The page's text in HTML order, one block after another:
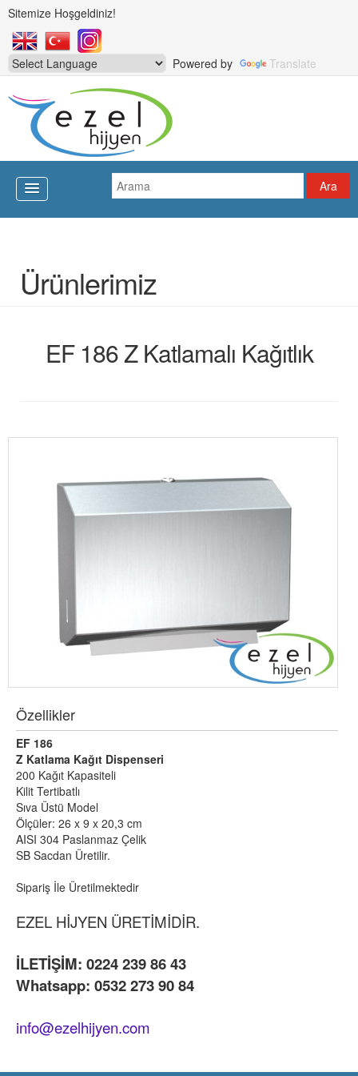
Sitemize Hoşgeldiniz!
Powered by Translate
Ürünlerimiz
EF 186 Z Katlamalı Kağıtlık
Özellikler
EF 186
Z Katlama Kağıt Dispenseri
200 Kağıt Kapasiteli
Kilit Tertibatlı
Sıva Üstü Model
Ölçüler: 26 x 9 x 20,3 cm
AISI 304 Paslanmaz Çelik
SB Sacdan Üretilir.
Sipariş İle Üretilmektedir
EZEL HİJYEN ÜRETİMİDİR.
İLETİŞİM: 0224 239 86 43
Whatsapp: 0532 273 90 84
info@ezelhijyen.com